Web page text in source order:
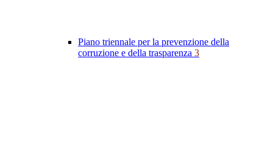
Piano triennale per la prevenzione della
corruzione e della trasparenza 3